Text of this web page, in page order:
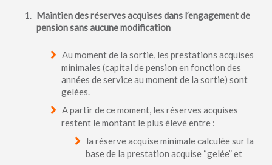
Maintien des réserves acquises dans l’engagement de
pension sans aucune modification
Au moment de la sortie, les prestations acquises
minimales (capital de pension en fonction des
années de service au moment de la sortie) sont
gelées.
A partir de ce moment, les réserves acquises
restent le montant le plus élevé entre :
la réserve acquise minimale calculée sur la
base de la prestation acquise “gelée” et